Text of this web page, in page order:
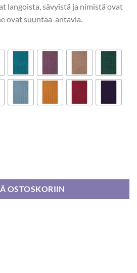
langoista, sävyistä ja nimistä ovat
ovat suuntaa-antavia.
OSTOSKORIIN